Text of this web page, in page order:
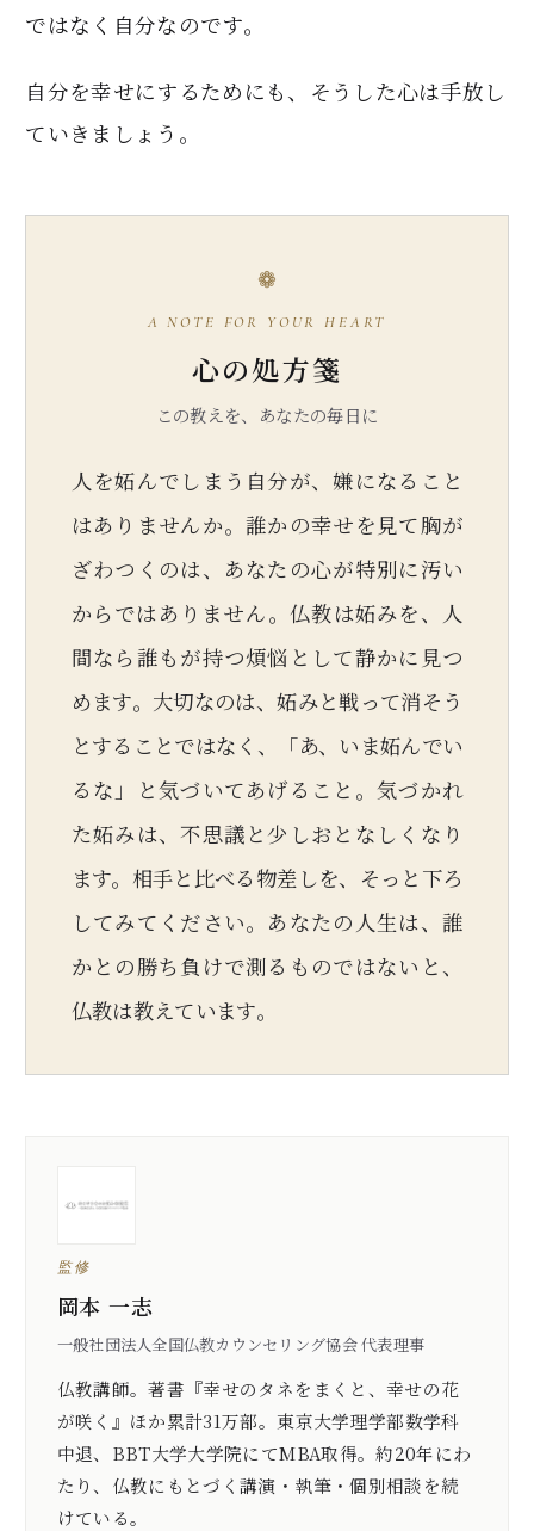
ではなく自分なのです。
自分を幸せにするためにも、そうした心は手放し
ていきましょう。
❁
A NOTE FOR YOUR HEART
心の処方箋
この教えを、あなたの毎日に
人を妬んでしまう自分が、嫌になること
はありませんか。誰かの幸せを見て胸が
ざわつくのは、あなたの心が特別に汚い
からではありません。仏教は妬みを、人
間なら誰もが持つ煩悩として静かに見つ
めます。大切なのは、妬みと戦って消そう
とすることではなく、「あ、いま妬んでい
るな」と気づいてあげること。気づかれ
た妬みは、不思議と少しおとなしくなり
ます。相手と比べる物差しを、そっと下ろ
してみてください。あなたの人生は、誰
かとの勝ち負けで測るものではないと、
仏教は教えています。
監修
岡本 一志
一般社団法人全国仏教カウンセリング協会 代表理事
仏教講師。著書『幸せのタネをまくと、幸せの花
が咲く』ほか累計31万部。東京大学理学部数学科
中退、BBT大学大学院にてMBA取得。約20年にわ
たり、仏教にもとづく講演・執筆・個別相談を続
けている。